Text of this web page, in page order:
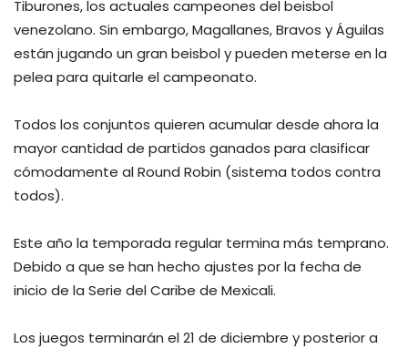
Tiburones, los actuales campeones del beisbol
venezolano. Sin embargo, Magallanes, Bravos y Águilas
están jugando un gran beisbol y pueden meterse en la
pelea para quitarle el campeonato.
Todos los conjuntos quieren acumular desde ahora la
mayor cantidad de partidos ganados para clasificar
cómodamente al Round Robin (sistema todos contra
todos).
Este año la temporada regular termina más temprano.
Debido a que se han hecho ajustes por la fecha de
inicio de la Serie del Caribe de Mexicali.
Los juegos terminarán el 21 de diciembre y posterior a